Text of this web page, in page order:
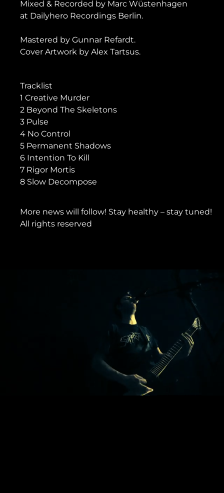
Mixed & Recorded by Marc Wüstenhagen
at Dailyhero Recordings Berlin.
Mastered by Gunnar Refardt.
Cover Artwork by Alex Tartsus.
Tracklist
1 Creative Murder
2 Beyond The Skeletons
3 Pulse
4 No Control
5 Permanent Shadows
6 Intention To Kill
7 Rigor Mortis
8 Slow Decompose
More news will follow! Stay healthy – stay tuned!
All rights reserved